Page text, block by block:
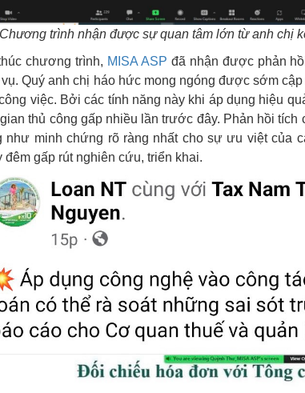
Chương trình nhận được sự quan tâm lớn từ anh chị
chương trình, MISA ASP đã nhận được phản
Quý anh chị háo hức mong ngóng được sớm
việc. Bởi các tính năng này khi áp dụng hiệu
thủ công gấp nhiều lần trước đây. Phản hồi
như minh chứng rõ ràng nhất cho sự ưu việt của
đêm gấp rút nghiên cứu, triển khai.